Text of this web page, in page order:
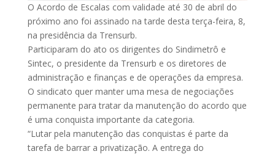
O Acordo de Escalas com validade até 30 de abril do
próximo ano foi assinado na tarde desta terça-feira, 8,
na presidência da Trensurb.
Participaram do ato os dirigentes do Sindimetrô e
Sintec, o presidente da Trensurb e os diretores de
administração e finanças e de operações da empresa.
O sindicato quer manter uma mesa de negociações
permanente para tratar da manutenção do acordo que
é uma conquista importante da categoria.
“Lutar pela manutenção das conquistas é parte da
tarefa de barrar a privatização. A entrega do